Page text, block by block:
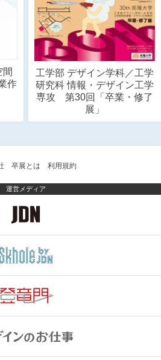
間
作
工学部 デザイン学科／工学
研究科 情報・デザイン工学
専攻 第30回「卒業・修了
展」
卒展とは 利用規約
運営メディア